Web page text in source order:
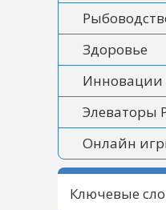
Здоровье
Инновации
Элеваторы
Онлайн
Ключевые